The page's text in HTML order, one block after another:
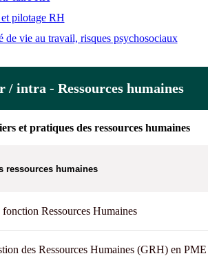
pilotage RH
de vie au travail, risques psychosociaux
intra - Ressources humaines
et pratiques des ressources humaines
ressources humaines
Ressources Humaines
des Ressources Humaines (GRH) en PME